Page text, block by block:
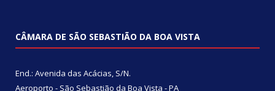
CÂMARA DE SÃO SEBASTIÃO DA BOA VISTA
End.: Avenida das Acácias, S/N.
Aeroporto - São Sebastião da Boa Vista - PA